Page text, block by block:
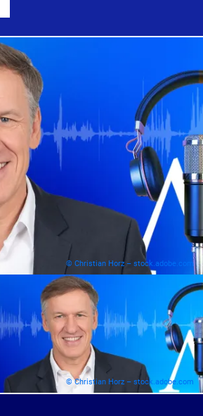
© Christian Horz – stock.adobe.com
© Christian Horz – stock.adobe.com